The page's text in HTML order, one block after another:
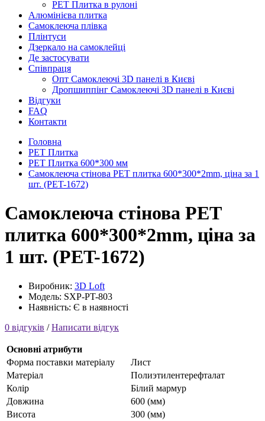
PET Плитка в рулоні
Алюмінієва плитка
Самоклеюча плівка
Плінтуси
Дзеркало на самоклейці
Де застосувати
Співпраця
Опт Самоклеючі 3D панелі в Києві
Дропшиппінг Самоклеючі 3D панелі в Києві
Відгуки
FAQ
Контакти
Головна
PET Плитка
PET Плитка 600*300 мм
Самоклеюча стінова PET плитка 600*300*2mm, ціна за 1
шт. (PET-1672)
Самоклеюча стінова PET
плитка 600*300*2mm, ціна за
1 шт. (PET-1672)
Виробник: 3D Loft
Модель: SXP-PT-803
Наявність: Є в наявності
0 відгуків /Написати відгук
Основні атрибути
Форма поставки матеріалу
Лист
Матеріал
Полиэтилентерефталат
Колір
Білий мармур
Довжина
600 (мм)
Висота
300 (мм)